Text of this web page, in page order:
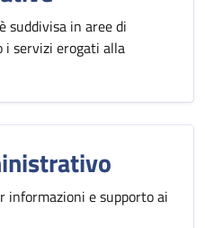
suddivisa in aree di
i servizi erogati alla
informazioni e supporto ai